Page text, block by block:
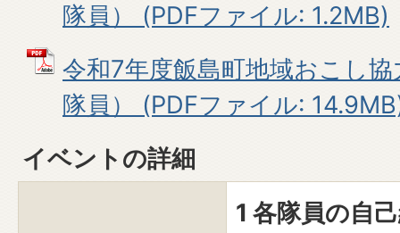
隊員） (PDFファイル: 1.2MB)
令和7年度飯島町地域おこし
隊員） (PDFファイル:
イベントの詳細
1 各隊員の自